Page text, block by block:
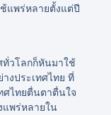
แพร่หลายตั้งแต่ปี
ทั่วโลกก็หันมาใช้
งประเทศไทย ที่
ศไทยตื่นตาตื่นใจ
แพร่หลายใน